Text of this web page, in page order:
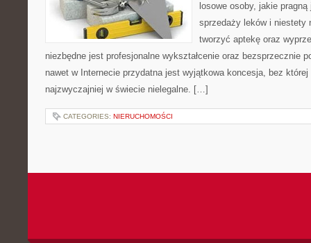
losowe osoby, jakie
sprzedaży leków i niestety
tworzyć aptekę oraz
niezbędne jest profesjonalne wykształcenie oraz bezsprzecznie
nawet w Internecie przydatna jest wyjątkowa koncesja, bez której
najzwyczajniej w świecie nielegalne. […]
CATEGORIES: NIERUCHOMOŚCI